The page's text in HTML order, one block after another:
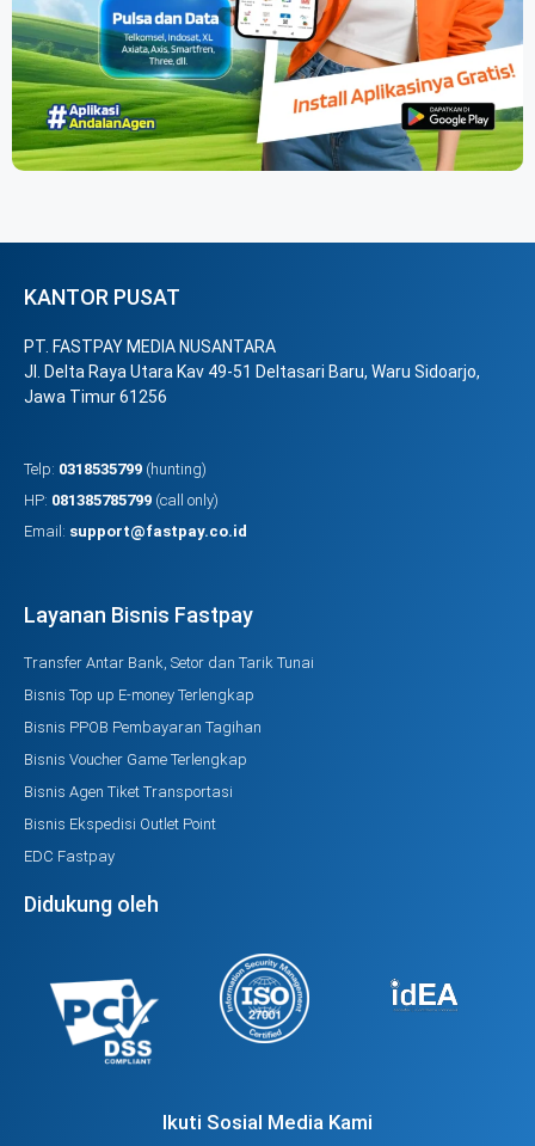
KANTOR PUSAT
PT. FASTPAY MEDIA NUSANTARA
Jl. Delta Raya Utara Kav 49-51 Deltasari Baru, Waru Sidoarjo,
Jawa Timur 61256
Telp: 0318535799 (hunting)
HP: 081385785799 (call only)
Email: support@fastpay.co.id
Layanan Bisnis Fastpay
Transfer Antar Bank, Setor dan Tarik Tunai
Bisnis Top up E-money Terlengkap
Bisnis PPOB Pembayaran Tagihan
Bisnis Voucher Game Terlengkap
Bisnis Agen Tiket Transportasi
Bisnis Ekspedisi Outlet Point
EDC Fastpay
Didukung oleh
Ikuti Sosial Media Kami